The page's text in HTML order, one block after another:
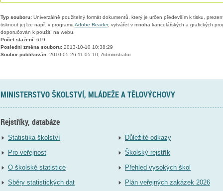
Typ souboru:Univerzálně použitelný formát dokumentů, který je určen především k tisku,
tisknout jej lze např. v programu Adobe Reader, vytvářet v mnoha kancelářských a grafických
doporučován k použití na webu.
Počet stažení:619
Poslední změna souboru:2013-10-10 10:38:29
Soubor publikován:2010-05-26 11:05:10, Administrator
MINISTERSTVO ŠKOLSTVÍ, MLÁDEŽE A TĚLOVÝCHOVY
Rejstříky, databáze
Statistika školství
Pro veřejnost
O školské statistice
Sběry statistických dat
Důležité odkazy
Školský rejstřík
Přehled vysokých škol
Plán veřejných zakázek 2026